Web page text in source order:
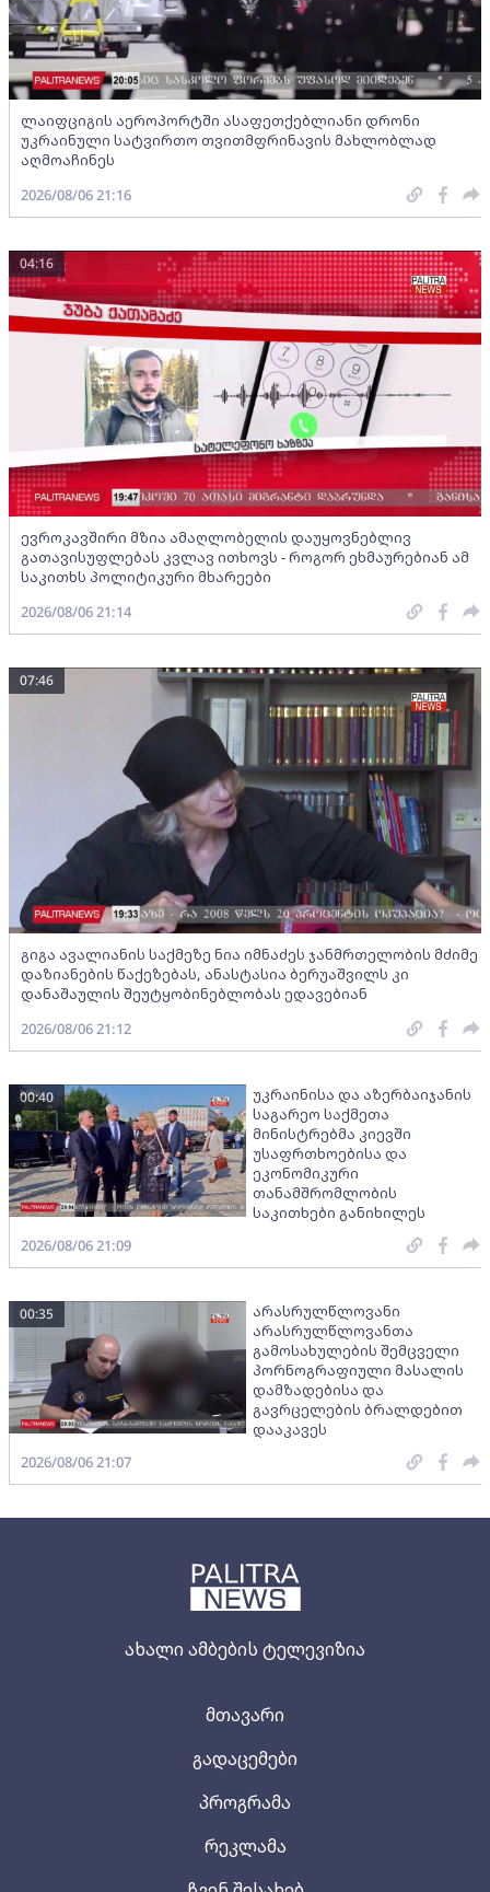
ახალი ამბების ტელევიზია
მთავარი
გადაცემები
პროგრამა
რეკლამა
ლაიფციგის აეროპორტში ასაფეთქებლიანი დრონი
უკრაინული სატვირთო თვითმფრინავის მახლობლად
აღმოაჩინეს
2026/08/06 21:16
ევროკავშირი მზია ამაღლობელის დაუყოვნებლივ
გათავისუფლებას კვლავ ითხოვს - როგორ ეხმაურებიან ამ
საკითხს პოლიტიკური მხარეები
04:16
2026/08/06 21:14
გიგა ავალიანის საქმეზე ნია იმნაძეს ჯანმრთელობის მძიმე
დაზიანების წაქეზებას, ანასტასია ბერუაშვილს კი
დანაშაულის შეუტყობინებლობას ედავებიან
07:46
2026/08/06 21:12
უკრაინისა და აზერბაიჯანის
საგარეო საქმეთა
მინისტრებმა კიევში
უსაფრთხოებისა და
ეკონომიკური
თანამშრომლობის
საკითხები განიხილეს
00:40
2026/08/06 21:09
არასრულწლოვანი
არასრულწლოვანთა
გამოსახულების შემცველი
პორნოგრაფიული მასალის
დამზადებისა და
გავრცელების ბრალდებით
დააკავეს
00:35
2026/08/06 21:07